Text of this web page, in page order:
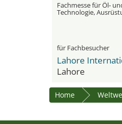
Fachmesse für Öl‑
Technologie,
Dienstleistungen
für Fachbesucher
Lahore
Home